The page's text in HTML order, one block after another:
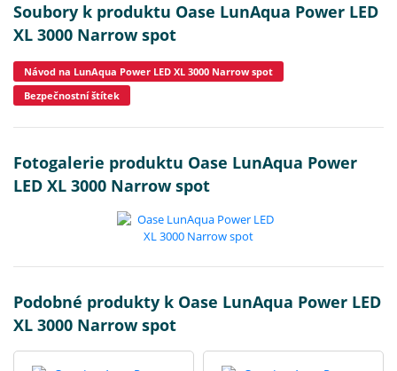
Soubory k produktu Oase LunAqua Power LED
XL 3000 Narrow spot
Návod na LunAqua Power LED XL 3000 Narrow spot
Bezpečnostní štítek
Fotogalerie produktu Oase LunAqua Power
LED XL 3000 Narrow spot
Podobné produkty k Oase LunAqua Power LED
XL 3000 Narrow spot